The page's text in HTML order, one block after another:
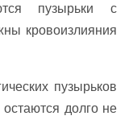
пузырьки с
кровоизлияния
пузырьков
остаются долго не